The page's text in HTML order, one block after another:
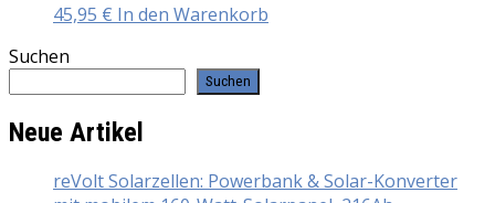
45,95 € In den Warenkorb
Suchen
Suchen
Neue Artikel
reVolt Solarzellen: Powerbank & Solar-Konverter